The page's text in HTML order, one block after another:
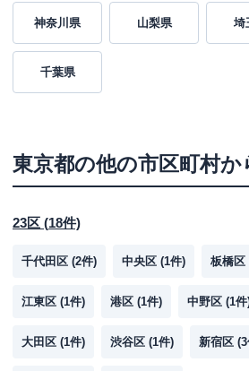
神奈川県 山梨県 埼
千葉県
東京都の他の市区町村か
23区 (18件)
千代田区 (2件) 中央区 (1件) 板橋区
江東区 (1件) 港区 (1件) 中野区 (1件
大田区 (1件) 渋谷区 (1件) 新宿区 (3